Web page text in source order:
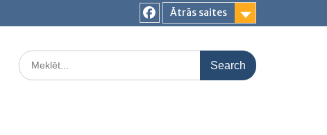
Ātrās saites
Facebook
Search
for: